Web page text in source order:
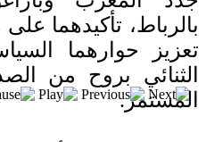
بالرباط، تأكيدهما
تعزيز حوارهما
الثنائي بروح من
المستمر.